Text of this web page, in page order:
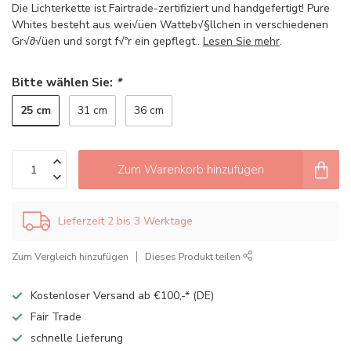
Die Lichterkette ist Fairtrade-zertifiziert und handgefertigt! Pure
Whites besteht aus wei√üen Watteb√§llchen in verschiedenen
Gr√∂√üen und sorgt f√ºr ein gepflegt.. Lesen Sie mehr.
Bitte wählen Sie: *
25 cm 31 cm 36 cm
Zum Warenkorb hinzufügen
Lieferzeit 2 bis 3 Werktage
Zum Vergleich hinzufügen Dieses Produkt teilen
Kostenloser Versand ab €100,-* (DE)
Fair Trade
schnelle Lieferung